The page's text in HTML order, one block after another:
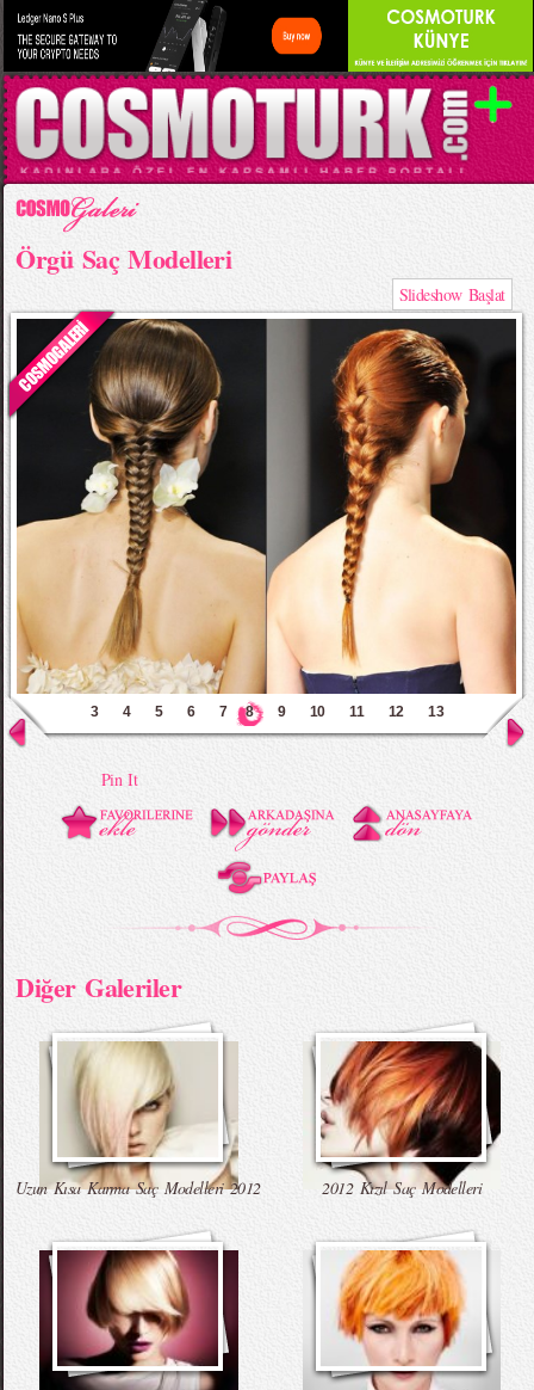
Örgü Saç Modelleri
Slideshow Başlat
3 4 5 6 7 8 9 10 11 12 13
Pin It
Diğer Galeriler
Uzun Kısa Karma Saç Modelleri 2012 2012 Kızıl Saç Modelleri